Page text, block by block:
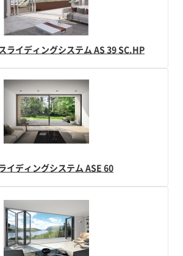
ライディングシステム AS 39 SC.HP
イディングシステム ASE 60